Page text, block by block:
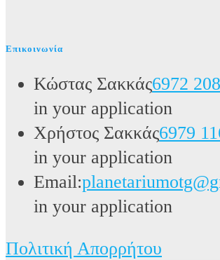
Επικοινωνία
Κώστας Σακκάς6972
in your application
Χρήστος Σακκάς6979
in your application
Email:
in your application
Πολιτική Απορρήτου